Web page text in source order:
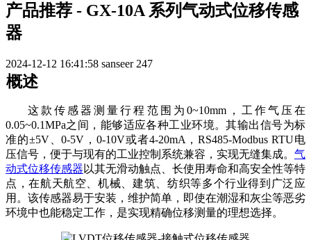
产品推荐 - GX-10A 系列气动式位移传感
器
2024-12-12 16:41:58 sanseer 247
概述
这款传感器测量行程范围为 0~10mm，工作气压在
0.05~0.1MPa之间，能够适应各种工业环境。其输出信号为标
准的±5V、0-5V，0-10V或者4-20mA，RS485-Modbus RTU电
压信号，便于与现有的工业控制系统兼容，实现无缝集成。 气
动式位移传感器 以其无滑动触点、长使用寿命和高安全性等特
点，在航天航空、机械、建筑、纺织等多个行业得到广泛应
用。该传感器易于安装，维护简单，即使在潮湿和灰尘等恶劣
环境中也能稳定工作，是实现精确位移测量的理想选择。